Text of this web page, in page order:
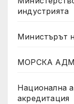
индустрията
Министърът
МОРСКА
Национална
акредитация